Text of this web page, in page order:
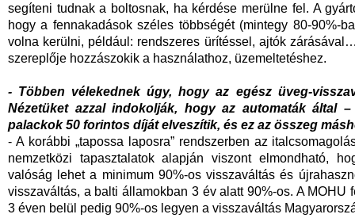
segíteni tudnak a boltosnak, ha kérdése merülne fel. A
hogy a fennakadások széles többségét (mintegy 80-90%-
volna kerülni, például: rendszeres ürítéssel, ajtók
szereplője hozzászokik a használathoz, üzemeltetéshez.
- Többen vélekednek úgy, hogy az egész üveg-
Nézetüket azzal indokolják, hogy az automaták által
palackok 50 forintos díját elveszítik, és ez az összeg
- A korábbi „tapossa laposra” rendszerben az
nemzetközi tapasztalatok alapján viszont elmondható,
valóság lehet a minimum 90%-os visszaváltás és
visszaváltás, a balti államokban 3 év alatt 90%-os. A
3 éven belül pedig 90%-os legyen a visszaváltás